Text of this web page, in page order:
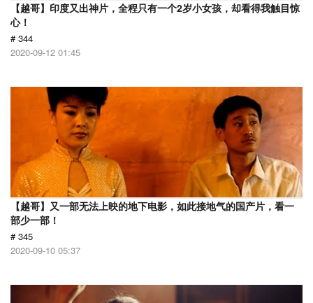
【越哥】印度又出神片，全程只有一个2岁小女孩，却看得我触目惊
心！
# 344
2020-09-12 01:45
【越哥】又一部无法上映的地下电影，如此接地气的国产片，看一
部少一部！
# 345
2020-09-10 05:37